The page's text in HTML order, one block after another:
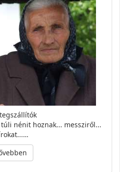
nénit hoznak... messziről...